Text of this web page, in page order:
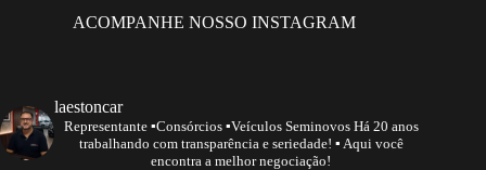
ACOMPANHE NOSSO INSTAGRAM
laestoncar
Representante▪️Consórcios ▪️Veículos SeminovosHá 20 anos
trabalhando com transparência e seriedade! ▪️ Aqui você
encontra a melhor negociação!